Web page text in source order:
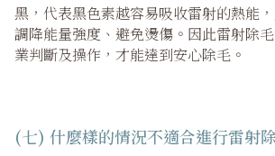
黑，代表黑色素越容易吸收雷射的熱能
調降能量強度、避免燙傷。因此雷射除
業判斷及操作，才能達到安心除毛。
(七) 什麼樣的情況不適合進行雷射